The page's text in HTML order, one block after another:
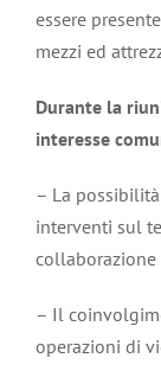
essere
mezzi ed
Durante la
interesse
– La
interventi sul
collaborazione
– Il
operazioni di